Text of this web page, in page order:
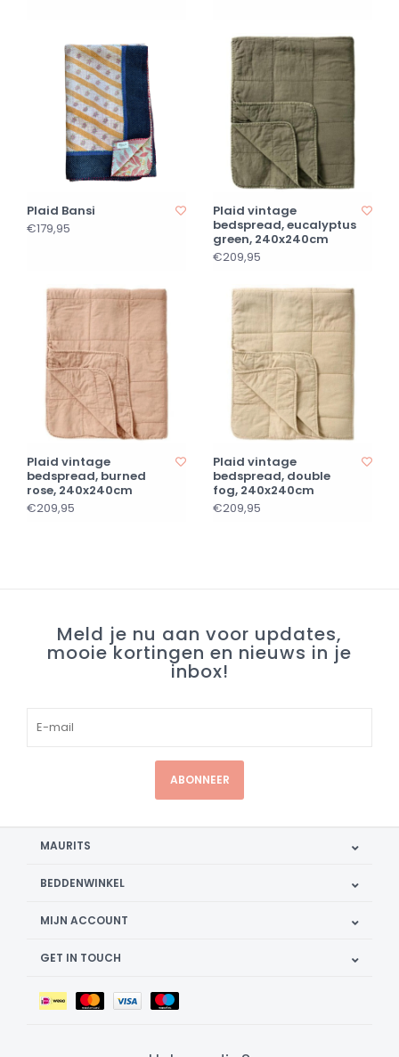
Plaid Bansi
€179,95
Plaid vintage
bedspread, eucalyptus
green, 240x240cm
€209,95
Plaid vintage
bedspread, burned
rose, 240x240cm
€209,95
Plaid vintage
bedspread, double
fog, 240x240cm
€209,95
Meld je nu aan voor updates,
mooie kortingen en nieuws in je
inbox!
ABONNEER
MAURITS
BEDDENWINKEL
MIJN ACCOUNT
GET IN TOUCH